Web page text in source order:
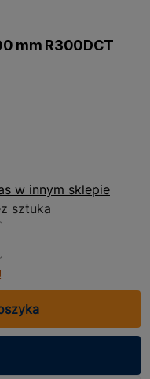
mm R300DCT
w innym sklepie
sztuka